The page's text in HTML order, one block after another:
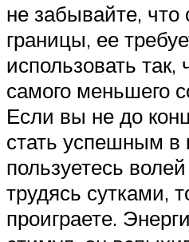
не забывайте,
границы, ее
использовать
самого меньшего
Если вы не до
стать успешным в
пользуетесь
трудясь сутками,
проиграете.